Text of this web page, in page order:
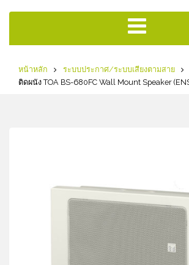
หน้าหลัก ระบบประกาศ/ระบบเสียงตามสาย
ติดผนัง TOA BS-680FC Wall Mount Speaker